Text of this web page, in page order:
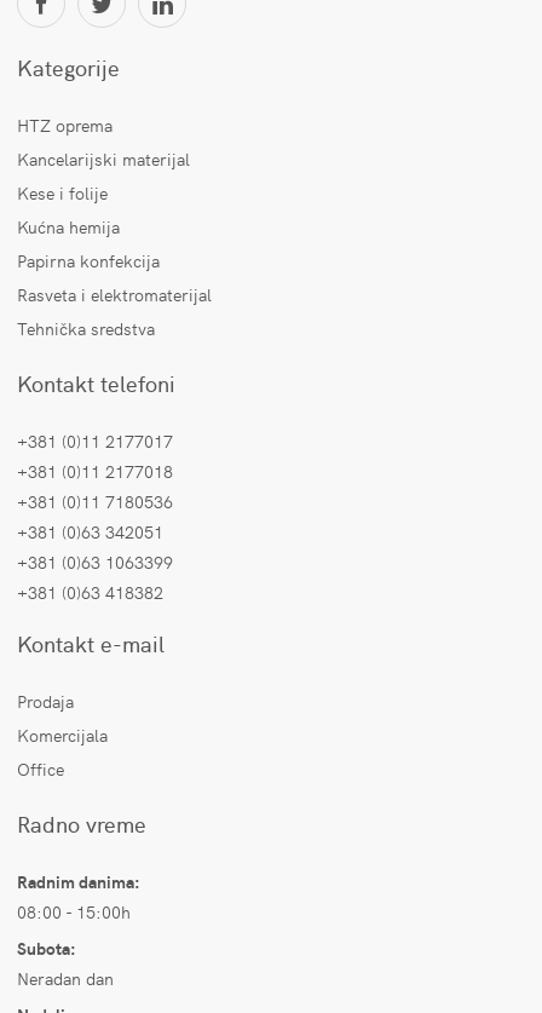
Kategorije
HTZ oprema
Kancelarijski materijal
Kese i folije
Kućna hemija
Papirna konfekcija
Rasveta i elektromaterijal
Tehnička sredstva
Kontakt telefoni
+381 (0)11 2177017
+381 (0)11 2177018
+381 (0)11 7180536
+381 (0)63 342051
+381 (0)63 1063399
+381 (0)63 418382
Kontakt e-mail
Prodaja
Komercijala
Office
Radno vreme
Radnim danima:
08:00 - 15:00h
Subota:
Neradan dan